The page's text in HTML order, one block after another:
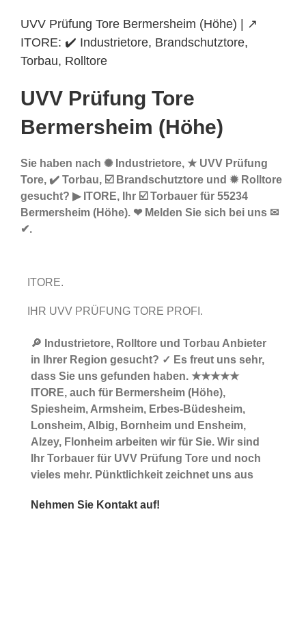
UVV Prüfung Tore Bermersheim (Höhe) | ↗️
ITORE: ✔️ Industrietore, Brandschutztore,
Torbau, Rolltore
UVV Prüfung Tore
Bermersheim (Höhe)
Sie haben nach ✺ Industrietore, ★ UVV Prüfung
Tore, ✔️ Torbau, ☑️ Brandschutztore und ✹ Rolltore
gesucht? ▶︎ ITORE, Ihr ☑️ Torbauer für 55234
Bermersheim (Höhe). ❤ Melden Sie sich bei uns ✉
✔.
ITORE.
IHR UVV PRÜFUNG TORE PROFI.
🔎 Industrietore, Rolltore und Torbau Anbieter
in Ihrer Region gesucht? ✓ Es freut uns sehr,
dass Sie uns gefunden haben. ★★★★★
ITORE, auch für Bermersheim (Höhe),
Spiesheim, Armsheim, Erbes-Büdesheim,
Lonsheim, Albig, Bornheim und Ensheim,
Alzey, Flonheim arbeiten wir für Sie. Wir sind
Ihr Torbauer für UVV Prüfung Tore und noch
vieles mehr. Pünktlichkeit zeichnet uns aus
Nehmen Sie Kontakt auf!